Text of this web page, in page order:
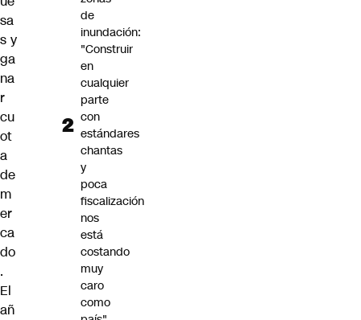
sa
s y
ga
na
r
cu
ot
a
de
m
er
ca
do
.
El
añ
de
inundación:
"Construir
en
cualquier
parte
con
estándares
chantas
y
poca
fiscalización
nos
está
costando
muy
caro
como